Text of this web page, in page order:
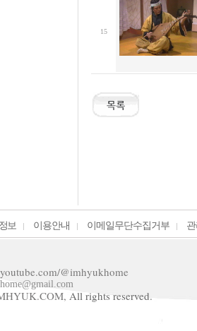
15
보 이용안내 이메일무단수집거부
@imhyukhome
All rights reserved.